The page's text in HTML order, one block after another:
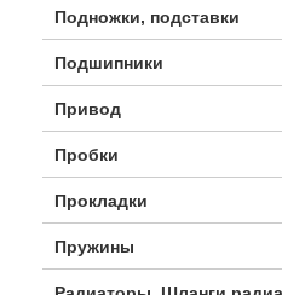
Подножки, подставки
Подшипники
Привод
Пробки
Прокладки
Пружины